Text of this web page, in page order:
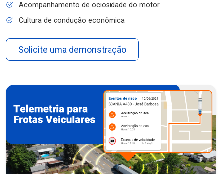
Acompanhamento de ociosidade do motor
Cultura de condução econômica
Solicite uma demonstração